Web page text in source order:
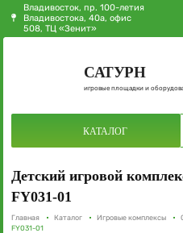
Владивосток, пр. 100-летия
Владивостока, 40а, офис
508, ТЦ «Зенит»
САТУРН
игровые площадки и
КАТАЛОГ
Детский игровой
FY031-01
Главная Каталог Игровые комплексы
FY031-01